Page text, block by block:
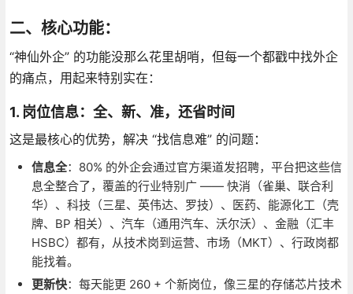
二、核心功能：
“神仙外企” 的功能没那么花里胡哨，但每一个都戳中找外企
的痛点，用起来特别实在：
1. 岗位信息：全、新、准，还省时间
这是最核心的优势，解决 “找信息难” 的问题：
信息全：80% 的外企会通过官方渠道发招聘，平台把这些信
息全整合了，覆盖的行业特别广 —— 快消（雀巢、联合利
华）、科技（三星、英伟达、罗技）、医药、能源化工（壳
牌、BP 相关）、汽车（通用汽车、沃尔沃）、金融（汇丰
HSBC）都有，从技术岗到运营、市场（MKT）、行政岗都
能找着。
更新快：每天能更 260 + 个新岗位，像三星的存储芯片技术